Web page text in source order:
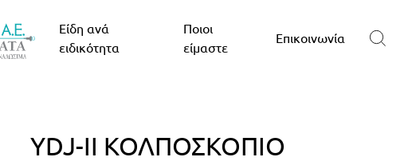
Είδη ανά
ειδικότητα
Ποιοι
είμαστε
Επικοινωνία
YDJ-II ΚΟΛΠΟΣΚΟΠΙΟ